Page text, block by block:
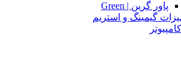
پاور گرین | Green
گیمینگ و استریم